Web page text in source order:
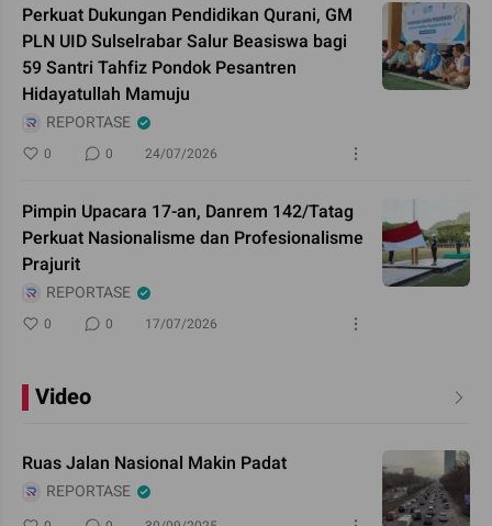
Perkuat Dukungan Pendidikan Qurani, GM
PLN UID Sulselrabar Salur Beasiswa bagi
59 Santri Tahfiz Pondok Pesantren
Hidayatullah Mamuju
REPORTASE
0 0 24/07/2026
Pimpin Upacara 17-an, Danrem 142/Tatag
Perkuat Nasionalisme dan Profesionalisme
Prajurit
REPORTASE
0 0 17/07/2026
Video
Ruas Jalan Nasional Makin Padat
REPORTASE